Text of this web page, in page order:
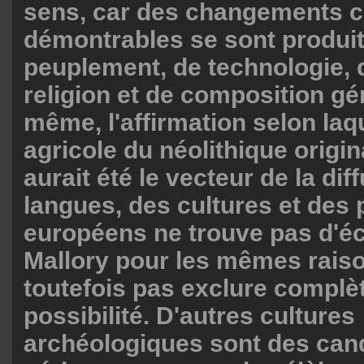
sens, car des changements
démontrables se sont
peuplement, de technologie,
religion et de composition
même, l'affirmation selon
agricole du néolithique
aurait été le vecteur de la
langues, des cultures et des
européens ne trouve pas
Mallory pour les mêmes
toutefois pas exclure
possibilité. D'autres cultures
archéologiques sont des